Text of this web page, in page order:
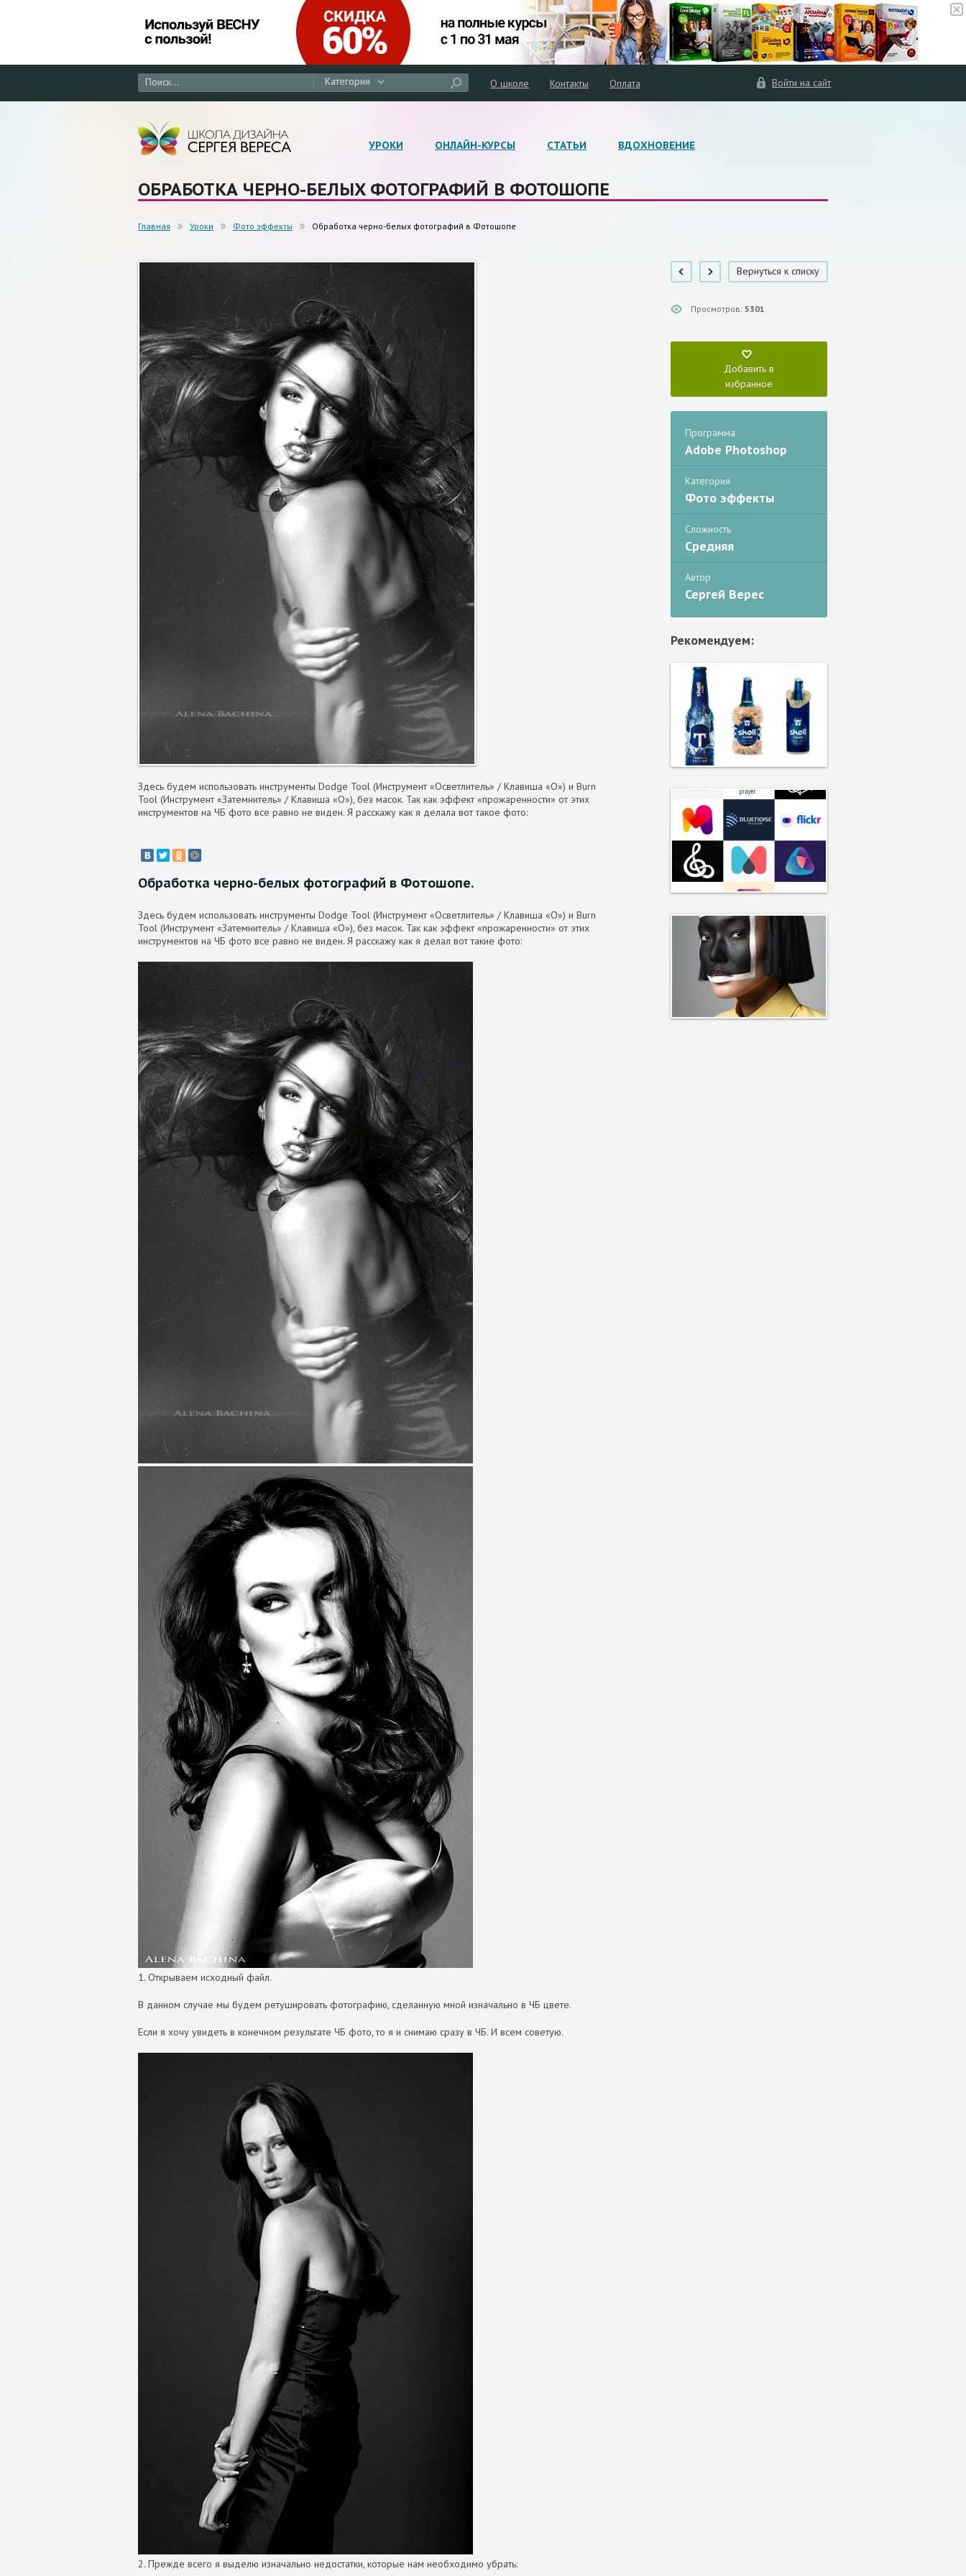
Войти на сайт
Категория О школе Контакты Оплата
УРОКИ ОНЛАЙН-КУРСЫ СТАТЬИ ВДОХНОВЕНИЕ
ОБРАБОТКА ЧЕРНО-БЕЛЫХ ФОТОГРАФИЙ В ФОТОШОПЕ
Главная Уроки Фото эффекты Обработка черно-белых фотографий в Фотошопе
Здесь будем использовать инструменты Dodge Tool (Инструмент «Осветлитель» / Клавиша «O») и Burn
Tool (Инструмент «Затемнитель» / Клавиша «O»), без масок. Так как эффект «прожаренности» от этих
инструментов на ЧБ фото все равно не виден. Я расскажу как я делала вот такое фото:
Обработка черно-белых фотографий в Фотошопе.
Здесь будем использовать инструменты Dodge Tool (Инструмент «Осветлитель» / Клавиша «O») и Burn
Tool (Инструмент «Затемнитель» / Клавиша «O»), без масок. Так как эффект «прожаренности» от этих
инструментов на ЧБ фото все равно не виден. Я расскажу как я делал вот такие фото:
1. Открываем исходный файл.
В данном случае мы будем ретушировать фотографию, сделанную мной изначально в ЧБ цвете.
Если я хочу увидеть в конечном результате ЧБ фото, то я и снимаю сразу в ЧБ. И всем советую.
2. Прежде всего я выделю изначально недостатки, которые нам необходимо убрать:
Вернуться к списку
Просмотров: 5301
Добавить в
избранное
Программа
Adobe Photoshop
Категория
Фото эффекты
Сложность
Средняя
Автор
Сергей Верес
Рекомендуем:
2082
5815
12357